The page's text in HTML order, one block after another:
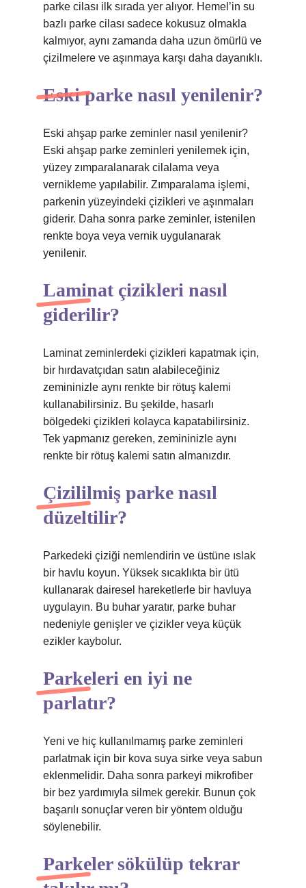
parke cilası ilk sırada yer alıyor. Hemel’in su
bazlı parke cilası sadece kokusuz olmakla
kalmıyor, aynı zamanda daha uzun ömürlü ve
çizilmelere ve aşınmaya karşı daha dayanıklı.
Eski parke nasıl yenilenir?
Eski ahşap parke zeminler nasıl yenilenir?
Eski ahşap parke zeminleri yenilemek için,
yüzey zımparalanarak cilalama veya
vernikleme yapılabilir. Zımparalama işlemi,
parkenin yüzeyindeki çizikleri ve aşınmaları
giderir. Daha sonra parke zeminler, istenilen
renkte boya veya vernik uygulanarak
yenilenir.
Laminat çizikleri nasıl
giderilir?
Laminat zeminlerdeki çizikleri kapatmak için,
bir hırdavatçıdan satın alabileceğiniz
zemininizle aynı renkte bir rötuş kalemi
kullanabilirsiniz. Bu şekilde, hasarlı
bölgedeki çizikleri kolayca kapatabilirsiniz.
Tek yapmanız gereken, zemininizle aynı
renkte bir rötuş kalemi satın almanızdır.
Çizililmiş parke nasıl
düzeltilir?
Parkedeki çiziği nemlendirin ve üstüne ıslak
bir havlu koyun. Yüksek sıcaklıkta bir ütü
kullanarak dairesel hareketlerle bir havluya
uygulayın. Bu buhar yaratır, parke buhar
nedeniyle genişler ve çizikler veya küçük
ezikler kaybolur.
Parkeleri en iyi ne
parlatır?
Yeni ve hiç kullanılmamış parke zeminleri
parlatmak için bir kova suya sirke veya sabun
eklenmelidir. Daha sonra parkeyi mikrofiber
bir bez yardımıyla silmek gerekir. Bunun çok
başarılı sonuçlar veren bir yöntem olduğu
söylenebilir.
Parkeler sökülüp tekrar